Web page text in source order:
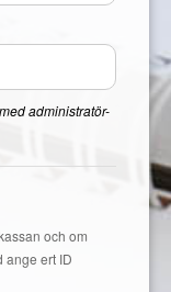
administratör-
och om
ange ert ID